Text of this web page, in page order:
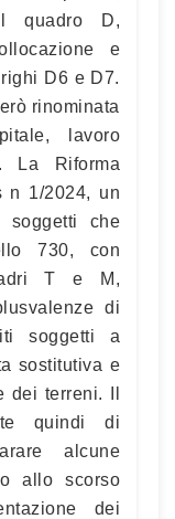
quadro D,
e
D6 e D7.
rinominata
lavoro
La Riforma
n 1/2024, un
soggetti che
730, con
T e M,
di
soggetti a
sostitutiva e
terreni. Il
quindi di
alcune
allo scorso
dei